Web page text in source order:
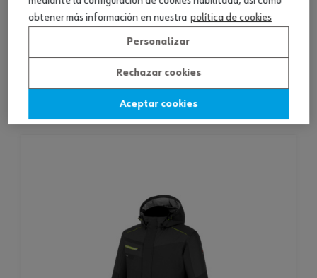
Consultar versiones
obtener más información en nuestra política de cookies
Personalizar
Rechazar cookies
Aceptar cookies